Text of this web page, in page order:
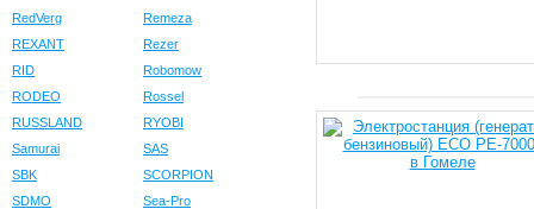
RedVerg
Remeza
REXANT
Rezer
RID
Robomow
RODEO
Rossel
RUSSLAND
RYOBI
Samurai
SAS
SBK
SCORPION
SDMO
Sea-Pro